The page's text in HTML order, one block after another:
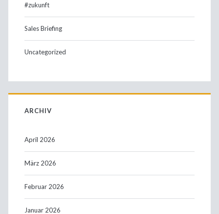
#zukunft
Sales Briefing
Uncategorized
ARCHIV
April 2026
März 2026
Februar 2026
Januar 2026